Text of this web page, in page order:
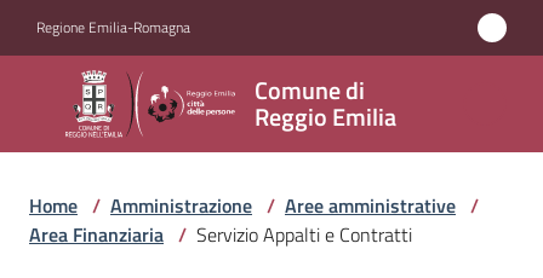
Regione Emilia-Romagna
Comune di
Reggio Emilia
Comune
di
Reggio
Emilia
Home / Amministrazione / Aree amministrative /
Area Finanziaria / Servizio Appalti e Contratti